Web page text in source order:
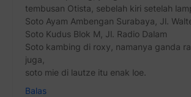
tembusan Otista, sebelah kiri setelah
Soto Ayam Ambengan Surabaya, Jl.
Soto Kudus Blok M, Jl. Radio Dalam
Soto kambing di roxy, namanya ganda
juga,
soto mie di lautze itu enak loe.
Balas